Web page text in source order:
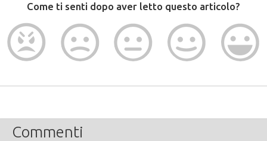
Come ti senti dopo aver letto questo articolo?
Commenti